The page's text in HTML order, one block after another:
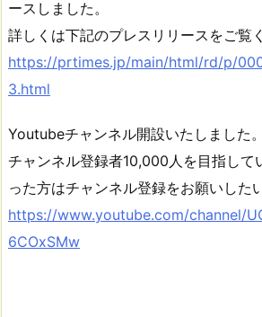
ースしました。
詳しくは下記のプレスリリースをご覧
https://prtimes.jp/main/html/rd/p/
3.html
Youtubeチャンネル開設いたしました。
チャンネル登録者10,000人を目指して
った方はチャンネル登録をお願いした
https://www.youtube.com/channel/
6COxSMw